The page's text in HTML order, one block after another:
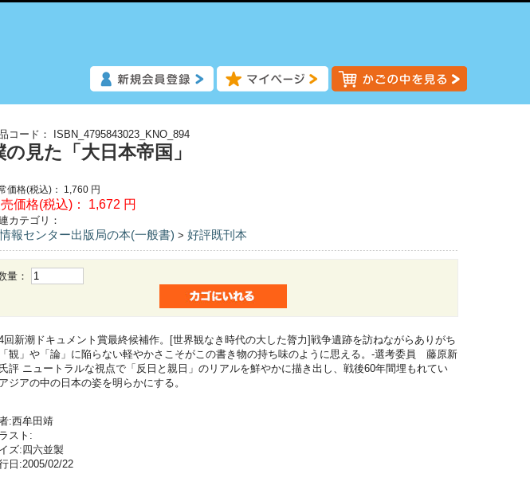
コード： ISBN_4795843023_KNO_894
の見た「大日本帝国」
価格(税込)： 1,760 円
価格(税込)： 1,672 円
カテゴリ：
報センター出版局の本(一般書) > 好評既刊本
量：
回新潮ドキュメント賞最終候補作。[世界観なき時代の大した膂力]戦争遺跡を訪ねながらありがち
観」や「論」に陥らない軽やかさこそがこの書き物の持ち味のように思える。-選考委員 藤原新
評 ニュートラルな視点で「反日と親日」のリアルを鮮やかに描き出し、戦後60年間埋もれてい
ジアの中の日本の姿を明らかにする。
:西牟田靖
スト:
ズ:四六並製
日:2005/02/22